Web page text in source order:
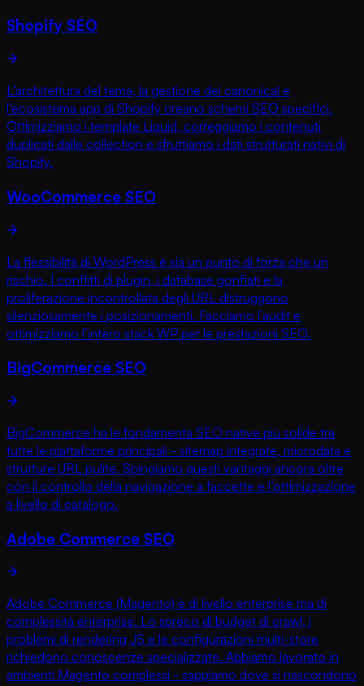
Shopify SEO
L’architettura del tema, la gestione dei canonical e
l’ecosistema app di Shopify creano schemi SEO specifici.
Ottimizziamo i template Liquid, correggiamo i contenuti
duplicati dalle collection e sfruttiamo i dati strutturati nativi di
Shopify.
WooCommerce SEO
La flessibilità di WordPress è sia un punto di forza che un
rischio. I conflitti di plugin, i database gonfiati e la
proliferazione incontrollata degli URL distruggono
silenziosamente i posizionamenti. Facciamo l’audit e
ottimizziamo l’intero stack WP per le prestazioni SEO.
BigCommerce SEO
BigCommerce ha le fondamenta SEO native più solide tra
tutte le piattaforme principali - sitemap integrate, microdata e
strutture URL pulite. Spingiamo questi vantaggi ancora oltre
con il controllo della navigazione a faccette e l’ottimizzazione
a livello di catalogo.
Adobe Commerce SEO
Adobe Commerce (Magento) è di livello enterprise ma di
complessità enterprise. Lo spreco di budget di crawl, i
problemi di rendering JS e le configurazioni multi-store
richiedono conoscenze specializzate. Abbiamo lavorato in
ambienti Magento complessi - sappiamo dove si nascondono